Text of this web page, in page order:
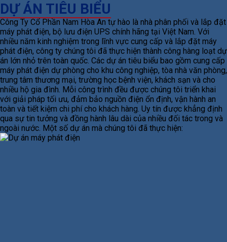
DỰ ÁN TIÊU BIỂU
Công Ty Cổ Phần Nam Hòa An tự hào là nhà phân phối và lắp đặt
máy phát điện, bộ lưu điện UPS chính hãng tại Việt Nam. Với
nhiều năm kinh nghiệm trong lĩnh vực cung cấp và lắp đặt máy
phát điện, công ty chúng tôi đã thực hiện thành công hàng loạt dự
án lớn nhỏ trên toàn quốc. Các dự án tiêu biểu bao gồm cung cấp
máy phát điện dự phòng cho khu công nghiệp, tòa nhà văn phòng,
trung tâm thương mại, trường học bệnh viện, khách sạn và cho
nhiều hộ gia đình. Mỗi công trình đều được chúng tôi triển khai
với giải pháp tối ưu, đảm bảo nguồn điện ổn định, vận hành an
toàn và tiết kiệm chi phí cho khách hàng. Uy tín được khẳng định
qua sự tin tưởng và đồng hành lâu dài của nhiều đối tác trong và
ngoài nước. Một số dự án mà chúng tôi đã thực hiện: